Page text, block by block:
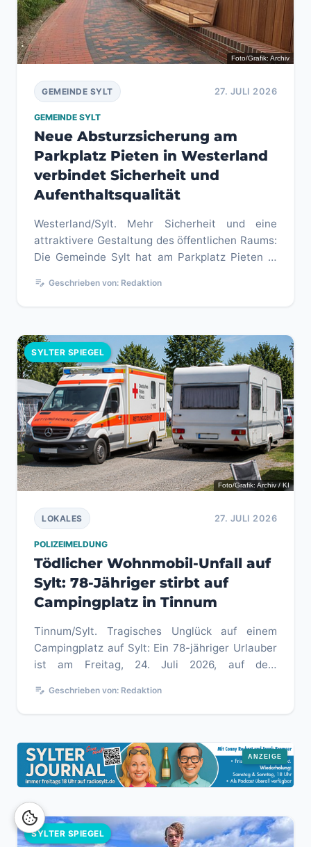
Foto/Grafik: Archiv
27. JULI 2026
GEMEINDE SYLT
GEMEINDE SYLT
Neue Absturzsicherung am
Parkplatz Pieten in Westerland
verbindet Sicherheit und
Aufenthaltsqualität
Westerland/Sylt. Mehr Sicherheit und eine
attraktivere Gestaltung des öffentlichen Raums:
Die Gemeinde Sylt hat am Parkplatz Pieten in
edit_note Geschrieben von: Redaktion
SYLTER SPIEGEL
Foto/Grafik: Archiv / KI
27. JULI 2026
LOKALES
POLIZEIMELDUNG
Tödlicher Wohnmobil-Unfall auf
Sylt: 78-Jähriger stirbt auf
Campingplatz in Tinnum
Tinnum/Sylt. Tragisches Unglück auf einem
Campingplatz auf Sylt: Ein 78-jähriger Urlauber
ist am Freitag, 24. Juli 2026, auf dem
edit_note Geschrieben von: Redaktion
SYLTER SPIEGEL